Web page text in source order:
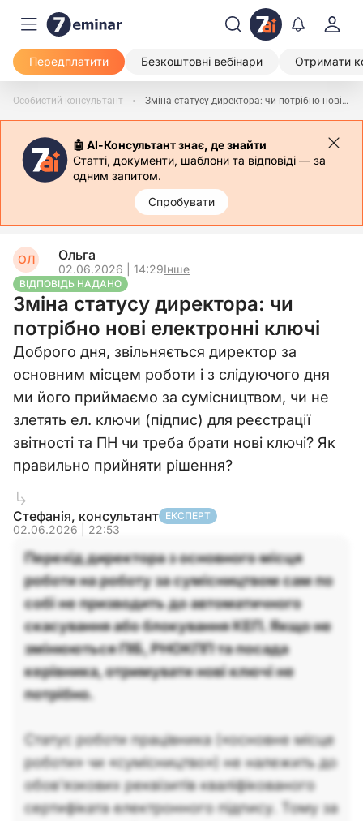
Передплатити Безкоштовні вебінари Отримати
Особистий консультант Зміна статусу директора: чи потрібно нові електронні ключі
🤖 АІ-Консультант знає, де знайти
Статті, документи, шаблони та відповіді — за
одним запитом.
Спробувати
ОЛ Ольга
02.06.2026 | 14:29Інше
ВІДПОВІДЬ НАДАНО
Зміна статусу директора: чи
потрібно нові електронні ключі
Доброго дня, звільняється директор за
основним місцем роботи і з слідуючого дня
ми його приймаємо за сумісництвом, чи не
злетять ел. ключи (підпис) для реєстрації
звітності та ПН чи треба брати нові ключі? Як
правильно прийняти рішення?
Стефанія, консультант ЕКСПЕРТ
02.06.2026 | 22:53
Перехід директора з основного місця
роботи на роботу за сумісництвом сам по
собі не призводить до автоматичного
скасування або блокування КЕП. Якщо не
змінюються ПІБ, РНОКПП та посада
керівника, отримувати нові ключі не
потрібно.
Статус роботи працівника («основне місце
роботи» чи «сумісництво») не належить до
обов’язкових реквізитів кваліфікованого
сертифіката електронного підпису. Тому за